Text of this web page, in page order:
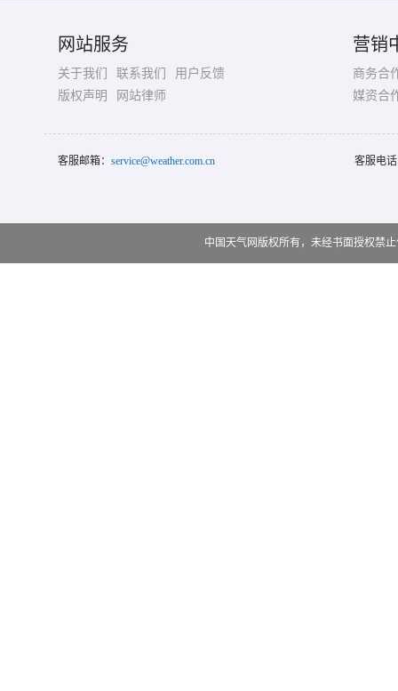
网站服务
关于我们 联系我们
用户反馈
版权声明
网站律师
营销
商务合
媒资合
客服邮箱： service@weather.com.cn 客服电
中国天气网版权所有，未经书面授权